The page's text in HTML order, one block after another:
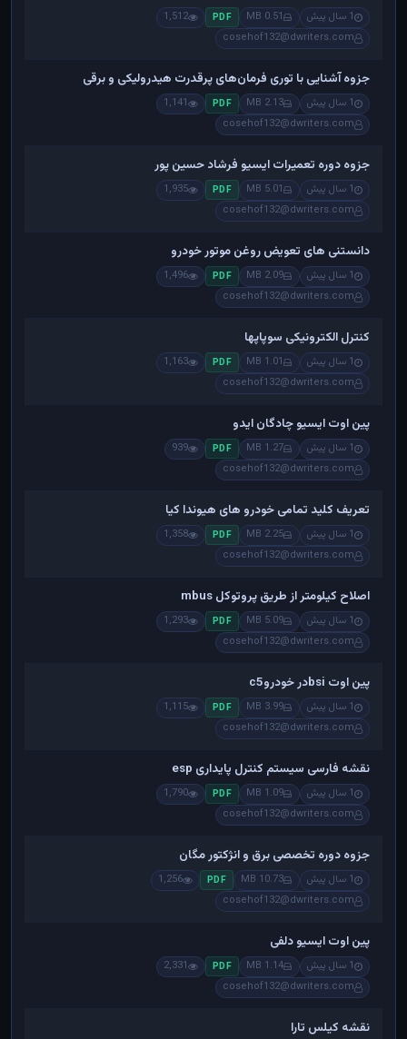
1 سال پیش 0.51 MB
PDF
1,512
cosehof132@dwriters.com
جزوه آشنایی با توری فرمان‌های پرقدرت هیدرولیکی و برقی
1 سال پیش 2.13 MB
PDF
1,141
cosehof132@dwriters.com
جزوه دوره تعمیرات ایسیو فرشاد حسین پور
1 سال پیش 5.01 MB
PDF
1,935
cosehof132@dwriters.com
دانستنی های تعویض روغن موتور خودرو
1 سال پیش 2.09 MB
PDF
1,496
cosehof132@dwriters.com
کنترل الکترونیکی سوپاپها
1 سال پیش 1.01 MB
PDF
1,163
cosehof132@dwriters.com
پین اوت ایسیو چادگان ایدو
1 سال پیش 1.27 MB
PDF
939
cosehof132@dwriters.com
تعریف کلید تمامی خودرو های هیوندا کیا
1 سال پیش 2.25 MB
PDF
1,358
cosehof132@dwriters.com
اصلاح کیلومتر از طریق پروتوکل mbus
1 سال پیش 5.09 MB
PDF
1,293
cosehof132@dwriters.com
پین اوت bsiدر خودروc5
1 سال پیش 3.99 MB
PDF
1,115
cosehof132@dwriters.com
نقشه فارسی سیستم کنترل پایداری esp
1 سال پیش 1.09 MB
PDF
1,790
cosehof132@dwriters.com
جزوه دوره تخصصی برق و انژکتور مگان
1 سال پیش 10.73 MB
PDF
1,256
cosehof132@dwriters.com
پین اوت ایسیو دلفی
1 سال پیش 1.14 MB
PDF
2,331
cosehof132@dwriters.com
نقشه کیلس تارا